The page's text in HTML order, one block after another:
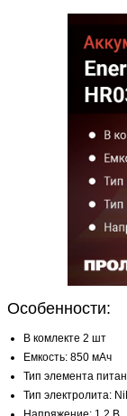
6 137 руб.
Особенности:
В комлекте 2 шт
Емкость: 850 мАч
Тип элемента
Тип электролита: